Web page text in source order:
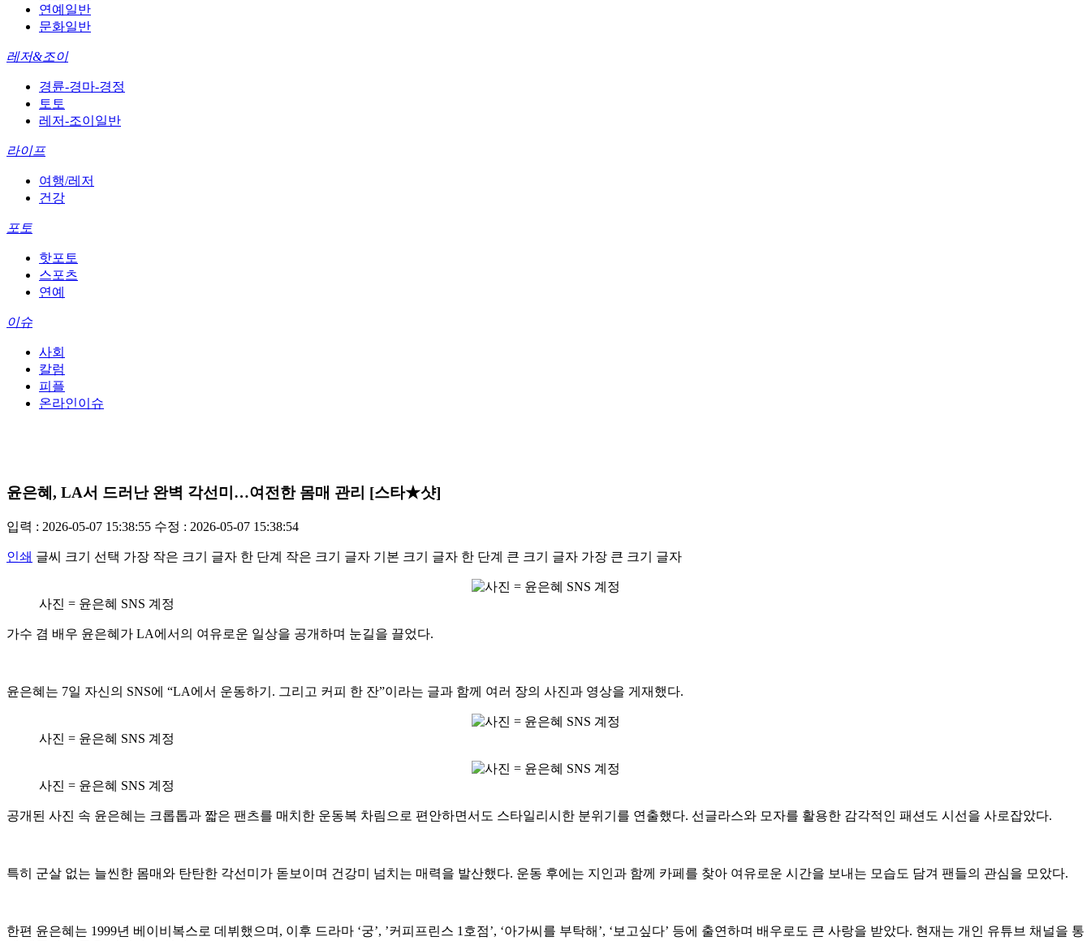
연예일반
문화일반
레저&조이
경륜-경마-경정
토토
레저-조이일반
라이프
여행/레저
건강
포토
핫포토
스포츠
연예
이슈
사회
칼럼
피플
온라인이슈
윤은혜, LA서 드러난 완벽 각선미…여전한 몸매 관리 [스타★샷]
입력 : 2026-05-07 15:38:55 수정 : 2026-05-07 15:38:54
인쇄 글씨 크기 선택 가장 작은 크기 글자 한 단계 작은 크기 글자 기본 크기 글자 한 단계 큰 크기 글자 가장 큰 크기 글자
사진 = 윤은혜 SNS 계정
가수 겸 배우 윤은혜가 LA에서의 여유로운 일상을 공개하며 눈길을 끌었다.
윤은혜는 7일 자신의 SNS에 “LA에서 운동하기. 그리고 커피 한 잔”이라는 글과 함께 여러 장의 사진과 영상을 게재했다.
사진 = 윤은혜 SNS 계정
사진 = 윤은혜 SNS 계정
공개된 사진 속 윤은혜는 크롭톱과 짧은 팬츠를 매치한 운동복 차림으로 편안하면서도 스타일리시한 분위기를 연출했다. 선글라스와 모자를 활용한 감각적인 패션도 시선을 사로잡았다.
특히 군살 없는 늘씬한 몸매와 탄탄한 각선미가 돋보이며 건강미 넘치는 매력을 발산했다. 운동 후에는 지인과 함께 카페를 찾아 여유로운 시간을 보내는 모습도 담겨 팬들의 관심을 모았다.
한편 윤은혜는 1999년 베이비복스로 데뷔했으며, 이후 드라마 ‘궁’, ’커피프린스 1호점’, ‘아가씨를 부탁해’, ‘보고싶다’ 등에 출연하며 배우로도 큰 사랑을 받았다. 현재는 개인 유튜브 채널을 통